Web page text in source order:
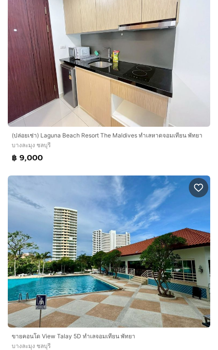
(ปล่อยเช่า) Laguna Beach Resort The Maldives ทำเลหาดจอมเทียน พัทยา
บางละมุง ชลบุรี
฿ 9,000
ขายคอนโด View Talay 5D ทำเลจอมเทียน พัทยา
บางละมุง ชลบุรี